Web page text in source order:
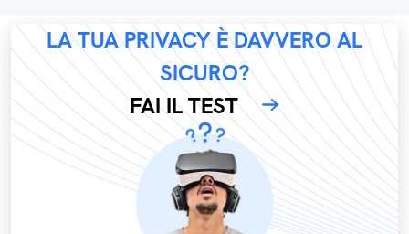
LA TUA PRIVACY È DAVVERO AL
SICURO?
FAI IL TEST